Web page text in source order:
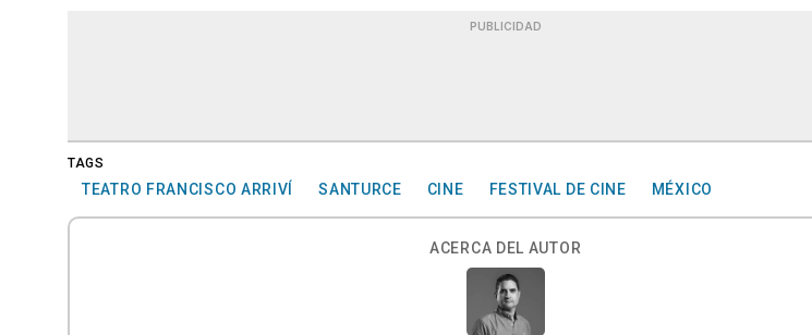
PUBLICIDAD
TAGS
TEATRO FRANCISCO ARRIVÍ SANTURCE CINE FESTIVAL DE CINE MÉXICO
ACERCA DEL AUTOR